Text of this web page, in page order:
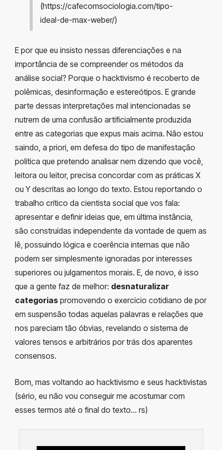
(https://cafecomsociologia.com/tipo-
ideal-de-max-weber/)
E por que eu insisto nessas diferenciações e na
importância de se compreender os métodos da
análise social? Porque o hacktivismo é recoberto de
polêmicas, desinformação e estereótipos. E grande
parte dessas interpretações mal intencionadas se
nutrem de uma confusão artificialmente produzida
entre as categorias que expus mais acima. Não estou
saindo, a priori, em defesa do tipo de manifestação
política que pretendo analisar nem dizendo que você,
leitora ou leitor, precisa concordar com as práticas X
ou Y descritas ao longo do texto. Estou reportando o
trabalho crítico da cientista social que vos fala:
apresentar e definir ideias que, em última instância,
são construídas independente da vontade de quem as
lê, possuindo lógica e coerência internas que não
podem ser simplesmente ignoradas por interesses
superiores ou julgamentos morais. E, de novo, é isso
que a gente faz de melhor: desnaturalizar
categorias promovendo o exercício cotidiano de por
em suspensão todas aquelas palavras e relações que
nos pareciam tão óbvias, revelando o sistema de
valores tensos e arbitrários por trás dos aparentes
consensos.
Bom, mas voltando ao hacktivismo e seus hacktivistas
(sério, eu não vou conseguir me acostumar com
esses termos até o final do texto… rs)